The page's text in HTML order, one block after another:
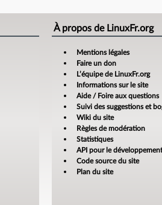
À propos de LinuxFr.org
Mentions légales
Faire un don
L’équipe de LinuxFr.org
Informations sur le site
Aide / Foire aux questions
Suivi des suggestions et
Wiki du site
Règles de modération
Statistiques
API pour le développement
Code source du site
Plan du site